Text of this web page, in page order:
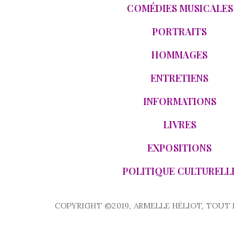
COMÉDIES MUSICALES
PORTRAITS
HOMMAGES
ENTRETIENS
INFORMATIONS
LIVRES
EXPOSITIONS
POLITIQUE
COPYRIGHT ©2019, ARMELLE HÉLIOT, TOUT